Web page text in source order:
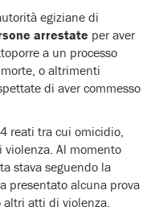
egiziane di
arrestate per aver
a un processo
o altrimenti
di aver commesso
reati tra cui omicidio,
Al momento
stava seguendo la
presentato alcuna prova
atti di violenza.